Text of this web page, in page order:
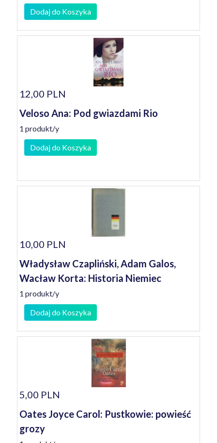
Dodaj do Koszyka
12,00 PLN
Veloso Ana: Pod gwiazdami Rio
1 produkt/y
Dodaj do Koszyka
10,00 PLN
Władysław Czapliński, Adam Galos,
Wacław Korta: Historia Niemiec
1 produkt/y
Dodaj do Koszyka
5,00 PLN
Oates Joyce Carol: Pustkowie: powieść
grozy